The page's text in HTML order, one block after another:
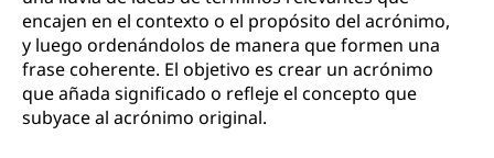
encajen en el contexto o el propósito del acrónimo,
y luego ordenándolos de manera que formen una
frase coherente. El objetivo es crear un acrónimo
que añada significado o refleje el concepto que
subyace al acrónimo original.